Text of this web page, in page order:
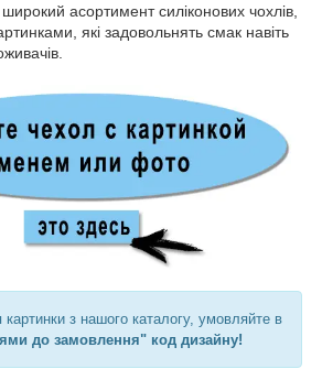
асортимент силіконових чохлів,
які задовольнять смак навіть
споживачів.
з нашого каталогу, умовляйте в
до замовлення" код дизайну!